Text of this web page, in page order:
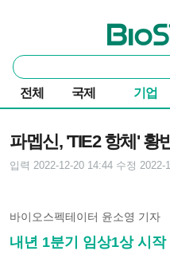
바이오스펙
통
합
검
색
전체 국제 기업
파멥신, 'TIE2 항체' 황
입력 2022-12-20 14:44 수정 2022-
바이오스펙테이터 윤소영 기자
내년 1분기 임상1상 시작